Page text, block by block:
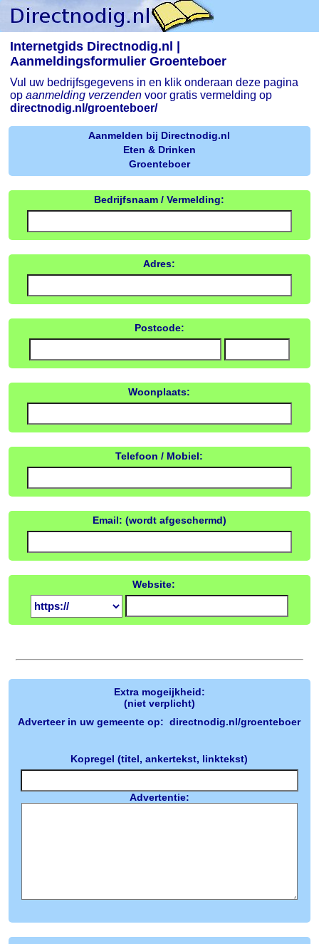
Internetgids Directnodig.nl |
Aanmeldingsformulier Groenteboer
Vul uw bedrijfsgegevens in en klik onderaan deze pagina
opaanmelding verzenden voor gratis vermelding op
directnodig.nl/groenteboer/
Aanmelden bij Directnodig.nl
Eten & Drinken
Groenteboer
Bedrijfsnaam / Vermelding:
Adres:
Postcode:
Woonplaats:
Telefoon / Mobiel:
Email: (wordt afgeschermd)
Website:
Extra mogeijkheid:
(niet verplicht)
Adverteer in uw gemeente op: directnodig.nl/groenteboer
Kopregel (titel, ankertekst, linktekst)
Advertentie: